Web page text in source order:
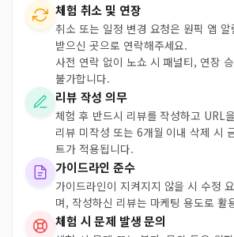
체험 취소 및 연장
취소 또는 일정 변경 요청은 원픽 앱
받으신 곳으로 연락해주세요.
사전 연락 없이 노쇼 시 패널티, 연장
불가합니다.
리뷰 작성 의무
체험 후 반드시 리뷰를 작성하고 URL
리뷰 미작성 또는 6개월 이내 삭제 시
트가 적용됩니다.
가이드라인 준수
가이드라인이 지켜지지 않을 시 수정
며, 작성하신 리뷰는 마케팅 용도로 활
체험 시 문제 발생 문의